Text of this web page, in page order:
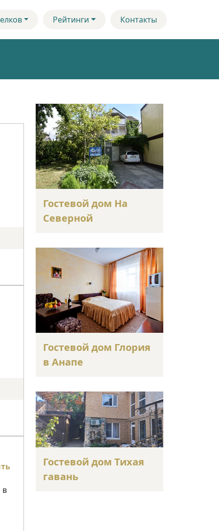
Рейтинги Контакты
в
Гостевой дом На
Северной
Гостевой дом Глория
в Анапе
Гостевой дом Тихая
гавань